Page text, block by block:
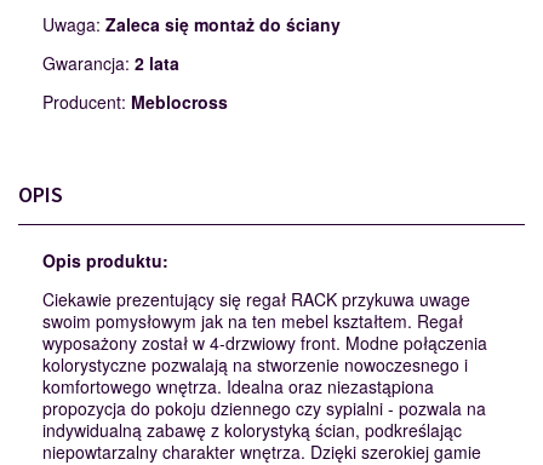
Uwaga: Zaleca się montaż do ściany
Gwarancja: 2 lata
Producent: Meblocross
OPIS
Opis produktu:
Ciekawie prezentujący się regał RACK przykuwa uwage
swoim pomysłowym jak na ten mebel kształtem. Regał
wyposażony został w 4-drzwiowy front. Modne połączenia
kolorystyczne pozwalają na stworzenie nowoczesnego i
komfortowego wnętrza. Idealna oraz niezastąpiona
propozycja do pokoju dziennego czy sypialni - pozwala na
indywidualną zabawę z kolorystyką ścian, podkreślając
niepowtarzalny charakter wnętrza. Dzięki szerokiej gamie